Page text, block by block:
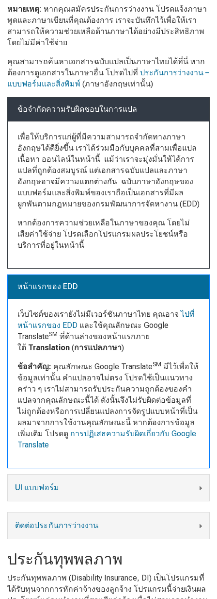
หมายเหตุ: หากคุณสมัครประกันการว่างงาน โปรดแจ้งภาษา
พูดและภาษาเขียนที่คุณต้องการ เราจะบันทึกไว้เพื่อให้เรา
สามารถให้ความช่วยเหลือด้านภาษาได้อย่างมีประสิทธิภาพ
โดยไม่มีค่าใช้จ่าย
คุณสามารถค้นหาเอกสารฉบับแปลเป็นภาษาไทยได้ที่นี่ หาก
ต้องการดูเอกสารในภาษาอื่น โปรดไปที่ ประกันการว่างงาน –
แบบฟอร์มและสิ่งพิมพ์ (ภาษาอังกฤษเท่านั้น)
ข้อจำกัดความรับผิดชอบในการแปล
เพื่อให้บริการแก่ผู้ที่มีความสามารถจำกัดทางภาษา
อังกฤษได้ดียิ่งขึ้น เราได้ร่วมมือกับบุคคลที่สามเพื่อแปล
เนื้อหา ออนไลน์ในหน้านี้ แม้ว่าเราจะมุ่งมั่นให้ได้การ
แปลที่ถูกต้องสมบูรณ์ แต่เอกสารฉบับแปลและภาษา
อังกฤษอาจมีความแตกต่างกัน ฉบับภาษาอังกฤษของ
แบบฟอร์มและสิ่งพิมพ์ของเราถือเป็นเอกสารที่มีผล
ผูกพันตามกฎหมายของกรมพัฒนาการจัดหางาน (EDD)
หากต้องการความช่วยเหลือในภาษาของคุณ โดยไม่
เสียค่าใช้จ่าย โปรดเลือกโปรแกรมผลประโยชน์หรือ
บริการที่อยู่ในหน้านี้
หน้าแรกของ EDD
เว็บไซต์ของเรายังไม่มีเวอร์ชันภาษาไทย คุณอาจไปที่
หน้าแรกของ EDD และใช้คุณลักษณะ Google
TranslateSM ที่ด้านล่างของหน้าแรกภาย
ใต้ Translation (การแปลภาษา)
ข้อสำคัญ: คุณลักษณะ Google TranslateSM มีไว้เพื่อให้
ข้อมูลเท่านั้น คำแปลอาจไม่ตรง โปรดใช้เป็นแนวทาง
คร่าว ๆ เราไม่สามารถรับประกันความถูกต้องของคำ
แปลจากคุณลักษณะนี้ได้ ดังนั้นจึงไม่รับผิดต่อข้อมูลที่
ไม่ถูกต้องหรือการเปลี่ยนแปลงการจัดรูปแบบหน้าที่เป็น
ผลมาจากการใช้งานคุณลักษณะนี้ หากต้องการข้อมูล
เพิ่มเติม โปรดดู การปฏิเสธความรับผิดเกี่ยวกับ Google
Translate
UI แบบฟอร์ม
ติดต่อประกันการว่างงาน
ประกันทุพพลภาพ
ประกันทุพพลภาพ (Disability Insurance, DI) เป็นโปรแกรมที่
ได้รับทุนจากการหักค่าจ้างของลูกจ้าง โปรแกรมนี้จ่ายเงินผล